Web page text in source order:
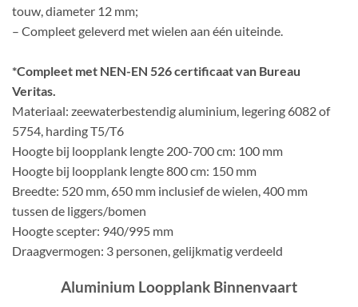
touw, diameter 12 mm;
– Compleet geleverd met wielen aan één uiteinde.
*Compleet met NEN-EN 526 certificaat van Bureau
Veritas.
Materiaal: zeewaterbestendig aluminium, legering 6082 of
5754, harding T5/T6
Hoogte bij loopplank lengte 200-700 cm: 100 mm
Hoogte bij loopplank lengte 800 cm: 150 mm
Breedte: 520 mm, 650 mm inclusief de wielen, 400 mm
tussen de liggers/bomen
Hoogte scepter: 940/995 mm
Draagvermogen: 3 personen, gelijkmatig verdeeld
Aluminium Loopplank Binnenvaart